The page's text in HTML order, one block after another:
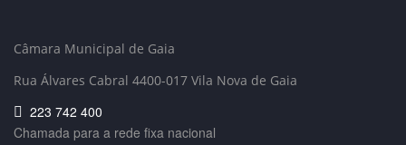
Câmara Municipal de Gaia
Rua Álvares Cabral 4400-017 Vila Nova de Gaia
223 742 400
Chamada para a rede fixa nacional